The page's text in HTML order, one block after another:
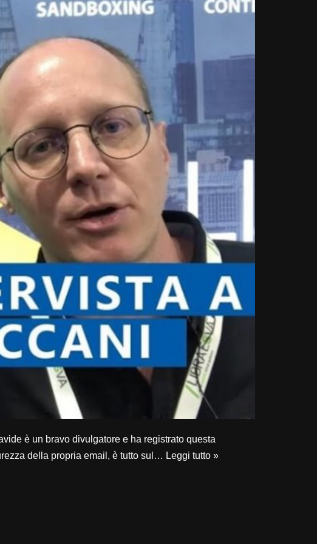
è un bravo divulgatore e ha registrato questa
della propria email, è tutto sul… Leggi tutto »